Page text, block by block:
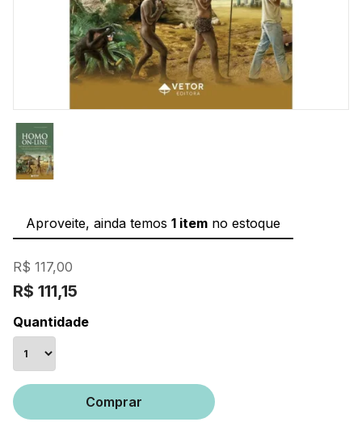
Aproveite, ainda temos 1 item no estoque
R$ 117,00
R$ 111,15
Quantidade
Comprar